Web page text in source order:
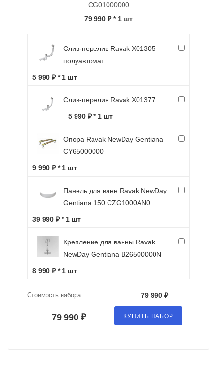
CG01000000
79 990 ₽ * 1 шт
Слив-перелив Ravak X01305
полуавтомат
5 990 ₽ * 1 шт
Слив-перелив Ravak X01377
5 990 ₽ * 1 шт
Опора Ravak NewDay Gentiana
CY65000000
9 990 ₽ * 1 шт
Панель для ванн Ravak NewDay
Gentiana 150 CZG1000AN0
39 990 ₽ * 1 шт
Крепление для ванны Ravak
NewDay Gentiana B26500000N
8 990 ₽ * 1 шт
Стоимость набора 79 990 ₽
79 990 ₽ КУПИТЬ НАБОР